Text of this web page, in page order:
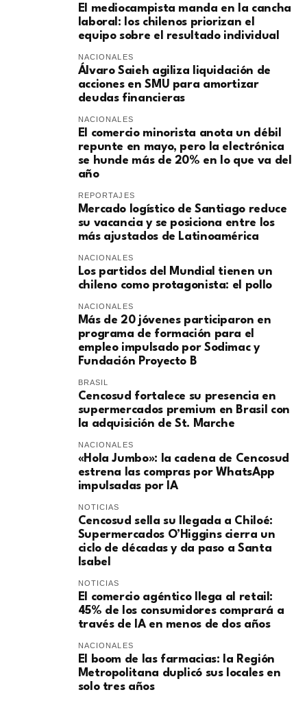
El mediocampista manda en la cancha
laboral: los chilenos priorizan el
equipo sobre el resultado individual
NACIONALES
​Álvaro Saieh agiliza liquidación de
acciones en SMU para amortizar
deudas financieras
NACIONALES
El comercio minorista anota un débil
repunte en mayo, pero la electrónica
se hunde más de 20% en lo que va del
año
REPORTAJES
Mercado logístico de Santiago reduce
su vacancia y se posiciona entre los
más ajustados de Latinoamérica
NACIONALES
Los partidos del Mundial tienen un
chileno como protagonista: el pollo
NACIONALES
Más de 20 jóvenes participaron en
programa de formación para el
empleo impulsado por Sodimac y
Fundación Proyecto B
BRASIL
Cencosud fortalece su presencia en
supermercados premium en Brasil con
la adquisición de St. Marche
NACIONALES
«Hola Jumbo»: la cadena de Cencosud
estrena las compras por WhatsApp
impulsadas por IA
NOTICIAS
Cencosud sella su llegada a Chiloé:
Supermercados O’Higgins cierra un
ciclo de décadas y da paso a Santa
Isabel
NOTICIAS
El comercio agéntico llega al retail:
45% de los consumidores comprará a
través de IA en menos de dos años
NACIONALES
El boom de las farmacias: la Región
Metropolitana duplicó sus locales en
solo tres años